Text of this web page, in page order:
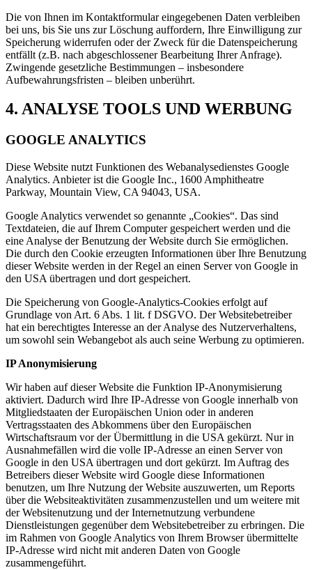
Die von Ihnen im Kontaktformular eingegebenen Daten verbleiben
bei uns, bis Sie uns zur Löschung auffordern, Ihre Einwilligung zur
Speicherung widerrufen oder der Zweck für die Datenspeicherung
entfällt (z.B. nach abgeschlossener Bearbeitung Ihrer Anfrage).
Zwingende gesetzliche Bestimmungen – insbesondere
Aufbewahrungsfristen – bleiben unberührt.
4. ANALYSE TOOLS UND WERBUNG
GOOGLE ANALYTICS
Diese Website nutzt Funktionen des Webanalysedienstes Google
Analytics. Anbieter ist die Google Inc., 1600 Amphitheatre
Parkway, Mountain View, CA 94043, USA.
Google Analytics verwendet so genannte „Cookies“. Das sind
Textdateien, die auf Ihrem Computer gespeichert werden und die
eine Analyse der Benutzung der Website durch Sie ermöglichen.
Die durch den Cookie erzeugten Informationen über Ihre Benutzung
dieser Website werden in der Regel an einen Server von Google in
den USA übertragen und dort gespeichert.
Die Speicherung von Google-Analytics-Cookies erfolgt auf
Grundlage von Art. 6 Abs. 1 lit. f DSGVO. Der Websitebetreiber
hat ein berechtigtes Interesse an der Analyse des Nutzerverhaltens,
um sowohl sein Webangebot als auch seine Werbung zu optimieren.
IP Anonymisierung
Wir haben auf dieser Website die Funktion IP-Anonymisierung
aktiviert. Dadurch wird Ihre IP-Adresse von Google innerhalb von
Mitgliedstaaten der Europäischen Union oder in anderen
Vertragsstaaten des Abkommens über den Europäischen
Wirtschaftsraum vor der Übermittlung in die USA gekürzt. Nur in
Ausnahmefällen wird die volle IP-Adresse an einen Server von
Google in den USA übertragen und dort gekürzt. Im Auftrag des
Betreibers dieser Website wird Google diese Informationen
benutzen, um Ihre Nutzung der Website auszuwerten, um Reports
über die Websiteaktivitäten zusammenzustellen und um weitere mit
der Websitenutzung und der Internetnutzung verbundene
Dienstleistungen gegenüber dem Websitebetreiber zu erbringen. Die
im Rahmen von Google Analytics von Ihrem Browser übermittelte
IP-Adresse wird nicht mit anderen Daten von Google
zusammengeführt.